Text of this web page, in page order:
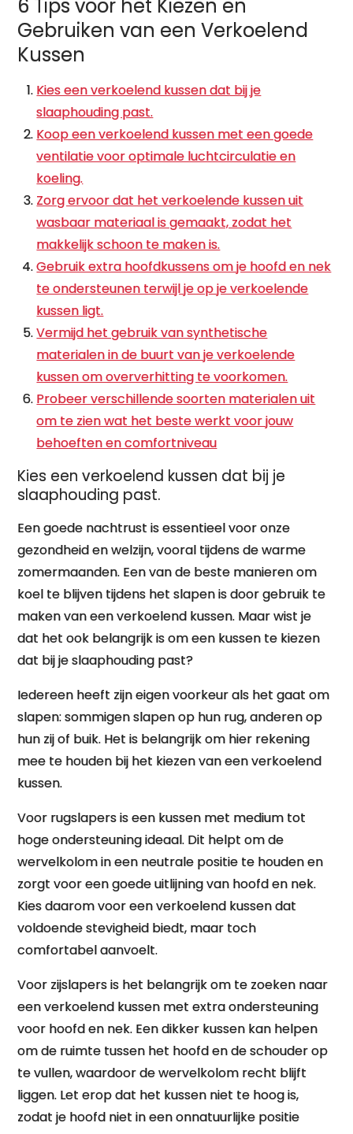
6 Tips voor het Kiezen en
Gebruiken van een Verkoelend
Kussen
Kies een verkoelend kussen dat bij je
slaaphouding past.
Koop een verkoelend kussen met een goede
ventilatie voor optimale luchtcirculatie en
koeling.
Zorg ervoor dat het verkoelende kussen uit
wasbaar materiaal is gemaakt, zodat het
makkelijk schoon te maken is.
Gebruik extra hoofdkussens om je hoofd en nek
te ondersteunen terwijl je op je verkoelende
kussen ligt.
Vermijd het gebruik van synthetische
materialen in de buurt van je verkoelende
kussen om oververhitting te voorkomen.
Probeer verschillende soorten materialen uit
om te zien wat het beste werkt voor jouw
behoeften en comfortniveau
Kies een verkoelend kussen dat bij je
slaaphouding past.
Een goede nachtrust is essentieel voor onze
gezondheid en welzijn, vooral tijdens de warme
zomermaanden. Een van de beste manieren om
koel te blijven tijdens het slapen is door gebruik te
maken van een verkoelend kussen. Maar wist je
dat het ook belangrijk is om een kussen te kiezen
dat bij je slaaphouding past?
Iedereen heeft zijn eigen voorkeur als het gaat om
slapen: sommigen slapen op hun rug, anderen op
hun zij of buik. Het is belangrijk om hier rekening
mee te houden bij het kiezen van een verkoelend
kussen.
Voor rugslapers is een kussen met medium tot
hoge ondersteuning ideaal. Dit helpt om de
wervelkolom in een neutrale positie te houden en
zorgt voor een goede uitlijning van hoofd en nek.
Kies daarom voor een verkoelend kussen dat
voldoende stevigheid biedt, maar toch
comfortabel aanvoelt.
Voor zijslapers is het belangrijk om te zoeken naar
een verkoelend kussen met extra ondersteuning
voor hoofd en nek. Een dikker kussen kan helpen
om de ruimte tussen het hoofd en de schouder op
te vullen, waardoor de wervelkolom recht blijft
liggen. Let erop dat het kussen niet te hoog is,
zodat je hoofd niet in een onnatuurlijke positie